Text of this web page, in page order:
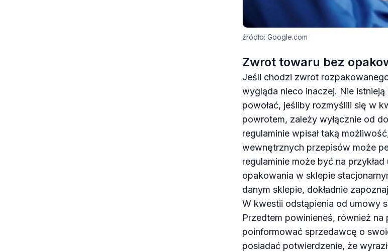
źródło: Google.com
Zwrot towaru bez
Jeśli chodzi zwrot
wygląda nieco inaczej. Nie
powołać, jeśliby rozmyślili się w
powrotem, zależy wyłącznie od
regulaminie wpisał taką
wewnętrznych przepisów może
regulaminie może być na
opakowania w sklepie
danym sklepie, dokładnie
W kwestii odstąpienia od umowy
Przedtem powinieneś, również
poinformować sprzedawcę o
posiadać potwierdzenie, że